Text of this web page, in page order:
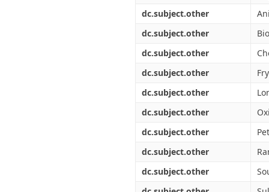
dc.subject.other
dc.subject.other
dc.subject.other
dc.subject.other
dc.subject.other
dc.subject.other
dc.subject.other
dc.subject.other
dc.subject.other